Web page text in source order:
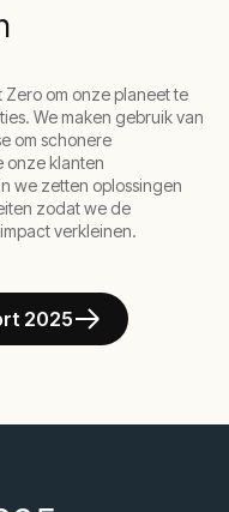
om onze planeet te
We maken gebruik van
om schonere
onze klanten
we zetten oplossingen
zodat we de
verkleinen.
2025